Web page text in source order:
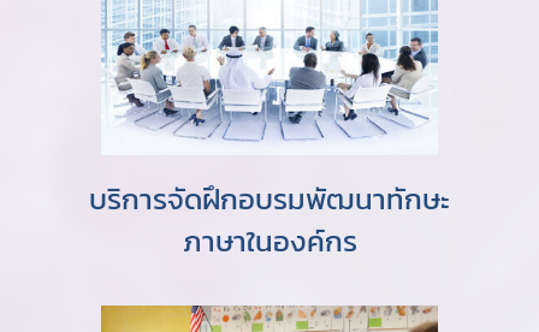
บริการจัดฝึกอบรมพัฒนาทักษะ
ภาษาในองค์กร